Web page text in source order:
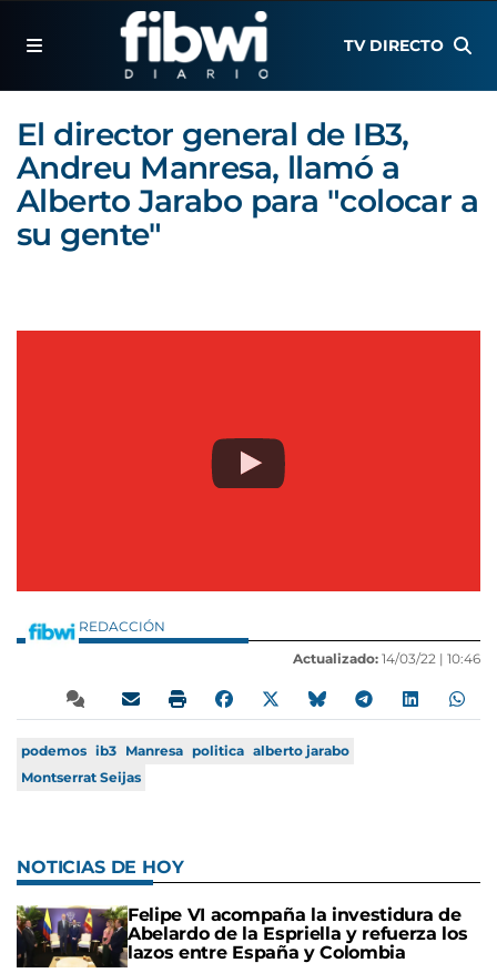
TV DIRECTO
El director general de IB3,
Andreu Manresa, llamó a
Alberto Jarabo para "colocar a
su gente"
REDACCIÓN
Actualizado: 14/03/22 | 10:46
podemos ib3 Manresa politica alberto jarabo
Montserrat Seijas
NOTICIAS DE HOY
Felipe VI acompaña la investidura de
Abelardo de la Espriella y refuerza los
lazos entre España y Colombia